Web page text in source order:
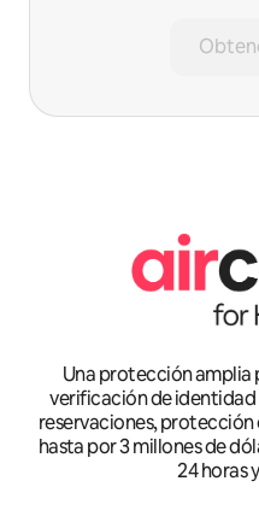
Una protección amplia
verificación de identidad
reservaciones,
hasta por 3 millones de
24 horas